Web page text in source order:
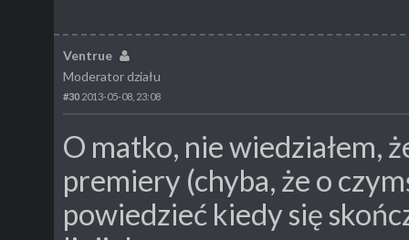
Ventrue
Moderator działu
#30 2013-05-08, 23:08
O matko, nie wiedziałem,
premiery (chyba, że o
powiedzieć kiedy się